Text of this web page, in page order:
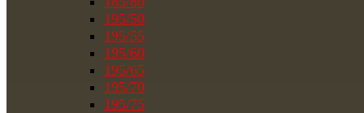
195/50
195/55
195/60
195/65
195/70
195/75